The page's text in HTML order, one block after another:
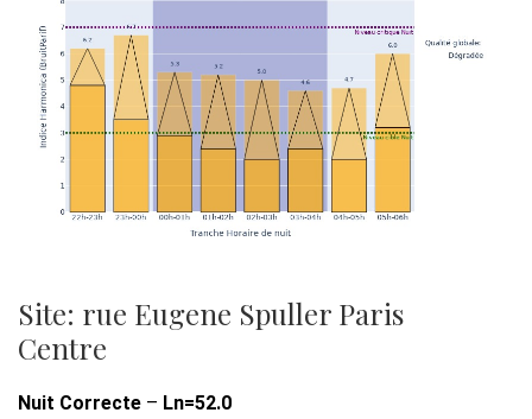
Site: rue Eugene Spuller Paris
Centre
Nuit Correcte – Ln=52.0